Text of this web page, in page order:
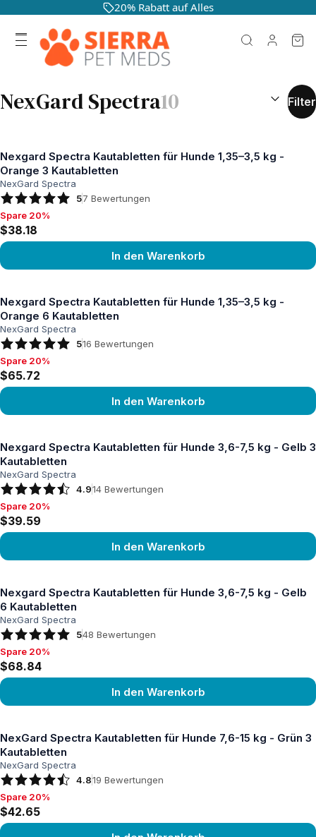
20% Rabatt auf Alles
NexGard Spectra10 Filter
Nexgard Spectra Kautabletten für Hunde 1,35–3,5 kg -
Orange 3 Kautabletten
NexGard Spectra
57 Bewertungen
Spare 20%, $38.18
Spare 20%
$38.18
In den Warenkorb
Nexgard Spectra Kautabletten für Hunde 1,35–3,5 kg -
Orange 6 Kautabletten
NexGard Spectra
516 Bewertungen
Spare 20%, $65.72
Spare 20%
$65.72
In den Warenkorb
Nexgard Spectra Kautabletten für Hunde 3,6-7,5 kg - Gelb 3
Kautabletten
NexGard Spectra
4.914 Bewertungen
Spare 20%, $39.59
Spare 20%
$39.59
In den Warenkorb
Nexgard Spectra Kautabletten für Hunde 3,6-7,5 kg - Gelb
6 Kautabletten
NexGard Spectra
548 Bewertungen
Spare 20%, $68.84
Spare 20%
$68.84
In den Warenkorb
NexGard Spectra Kautabletten für Hunde 7,6-15 kg - Grün 3
Kautabletten
NexGard Spectra
4.819 Bewertungen
Spare 20%, $42.65
Spare 20%
$42.65